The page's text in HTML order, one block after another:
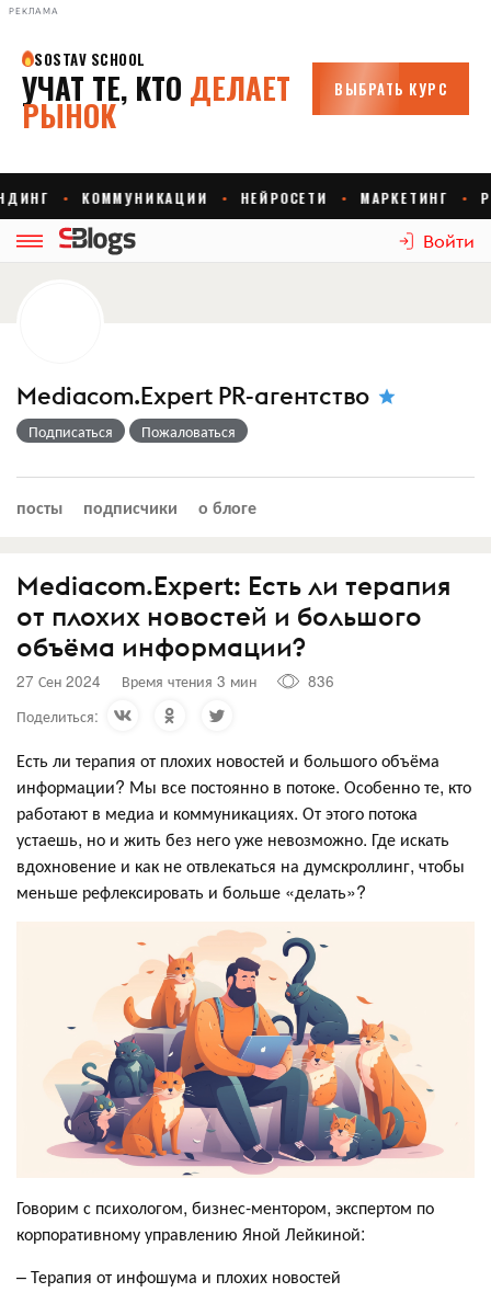
РЕКЛАМА
Войти
Mediacom.Expert PR-агентство
Подписаться Пожаловаться
посты подписчики о блоге
Mediacom.Expert: Есть ли терапия
от плохих новостей и большого
объёма информации?
27 Сен 2024 Время чтения 3 мин
836
Поделиться:
Есть ли терапия от плохих новостей и большого объёма
информации? Мы все постоянно в потоке. Особенно те, кто
работают в медиа и коммуникациях. От этого потока
устаешь, но и жить без него уже невозможно. Где искать
вдохновение и как не отвлекаться на думскроллинг, чтобы
меньше рефлексировать и больше «делать»?
Говорим с психологом, бизнес-ментором, экспертом по
корпоративному управлению Яной Лейкиной:
– Терапия от инфошума и плохих новостей